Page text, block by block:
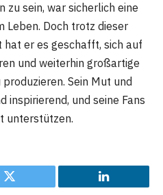
zu sein, war sicherlich eine
Leben. Doch trotz dieser
hat er es geschafft, sich auf
und weiterhin großartige
Sein Mut und
inspirierend, und seine Fans
unterstützen.
Twitter LinkedIn